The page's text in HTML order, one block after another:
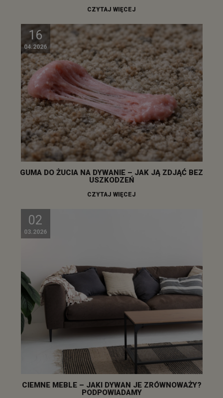
CZYTAJ WIĘCEJ
16
04.2026
GUMA DO ŻUCIA NA DYWANIE – JAK JĄ ZDJĄĆ BEZ
USZKODZEŃ
CZYTAJ WIĘCEJ
02
03.2026
CIEMNE MEBLE – JAKI DYWAN JE ZRÓWNOWAŻY?
PODPOWIADAMY